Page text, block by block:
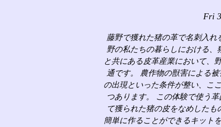
Fri
藤野で獲れた猪の革で名刺入
野の私たちの暮らしにおける
と共にある皮革産業において、
通です。 農作物の獣害による
の出現といった条件が整い、こ
つあります。 この体験で使う
て獲られた猪の皮をなめした
簡単に作ることができるキット